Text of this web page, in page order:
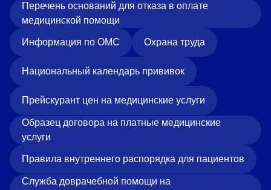
Перечень оснований для отказа в оплате
медицинской помощи
Информация по ОМС Охрана труда
Национальный календарь прививок
Прейскурант цен на медицинские услуги
Образец договора на платные медицинские
услуги
Правила внутреннего распорядка для пациентов
Служба доврачебной помощи на